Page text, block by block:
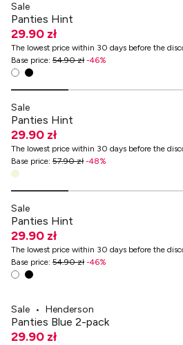
Sale
Panties Hint
29.90 zł
The lowest price within 30 days before the
Base price: 54.90 zł -46%
Sale
Panties Hint
29.90 zł
The lowest price within 30 days before the
Base price: 57.90 zł -48%
Sale
Panties Hint
29.90 zł
The lowest price within 30 days before the
Base price: 54.90 zł -46%
Sale • Henderson
Panties Blue 2-pack
29.90 zł